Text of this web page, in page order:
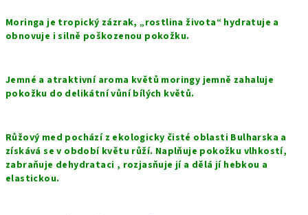
Moringa je tropický zázrak, „rostlina života“ hydratuje a
obnovuje i silně poškozenou pokožku.
Jemné a atraktivní aroma květů moringy jemně zahaluje
pokožku do delikátní vůní bílých květů.
Růžový med pochází z ekologicky čisté oblasti Bulharska a
získává se v období květu růží. Naplňuje pokožku vlhkostí,
zabraňuje dehydrataci , rozjasňuje jí a dělá jí hebkou a
elastickou.